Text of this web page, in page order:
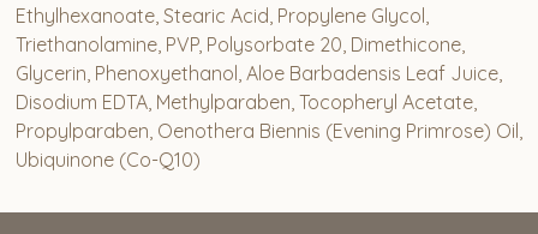
Ethylhexanoate, Stearic Acid, Propylene Glycol,
Triethanolamine, PVP, Polysorbate 20, Dimethicone,
Glycerin, Phenoxyethanol, Aloe Barbadensis Leaf Juice,
Disodium EDTA, Methylparaben, Tocopheryl Acetate,
Propylparaben, Oenothera Biennis (Evening Primrose) Oil,
Ubiquinone (Co-Q10)